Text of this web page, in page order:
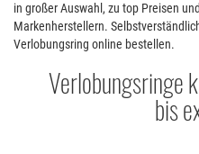
in großer Auswahl, zu top Preisen
Markenherstellern.
Verlobungsring online bestellen.
Verlobungsringe
bis